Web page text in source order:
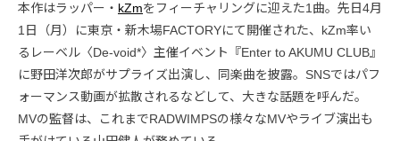
本作はラッパー・ kZmをフィーチャリングに迎えた1曲。先日4月
1日（月）に東京・新木場FACTORYにて開催された、kZm率い
るレーベル〈De-void*〉主催イベント『Enter to AKUMU CLUB』
に野田洋次郎がサプライズ出演し、同楽曲を披露。SNSではパフ
ォーマンス動画が拡散されるなどして、大きな話題を呼んだ。
MVの監督は、これまでRADWIMPSの様々なMVやライブ演出も